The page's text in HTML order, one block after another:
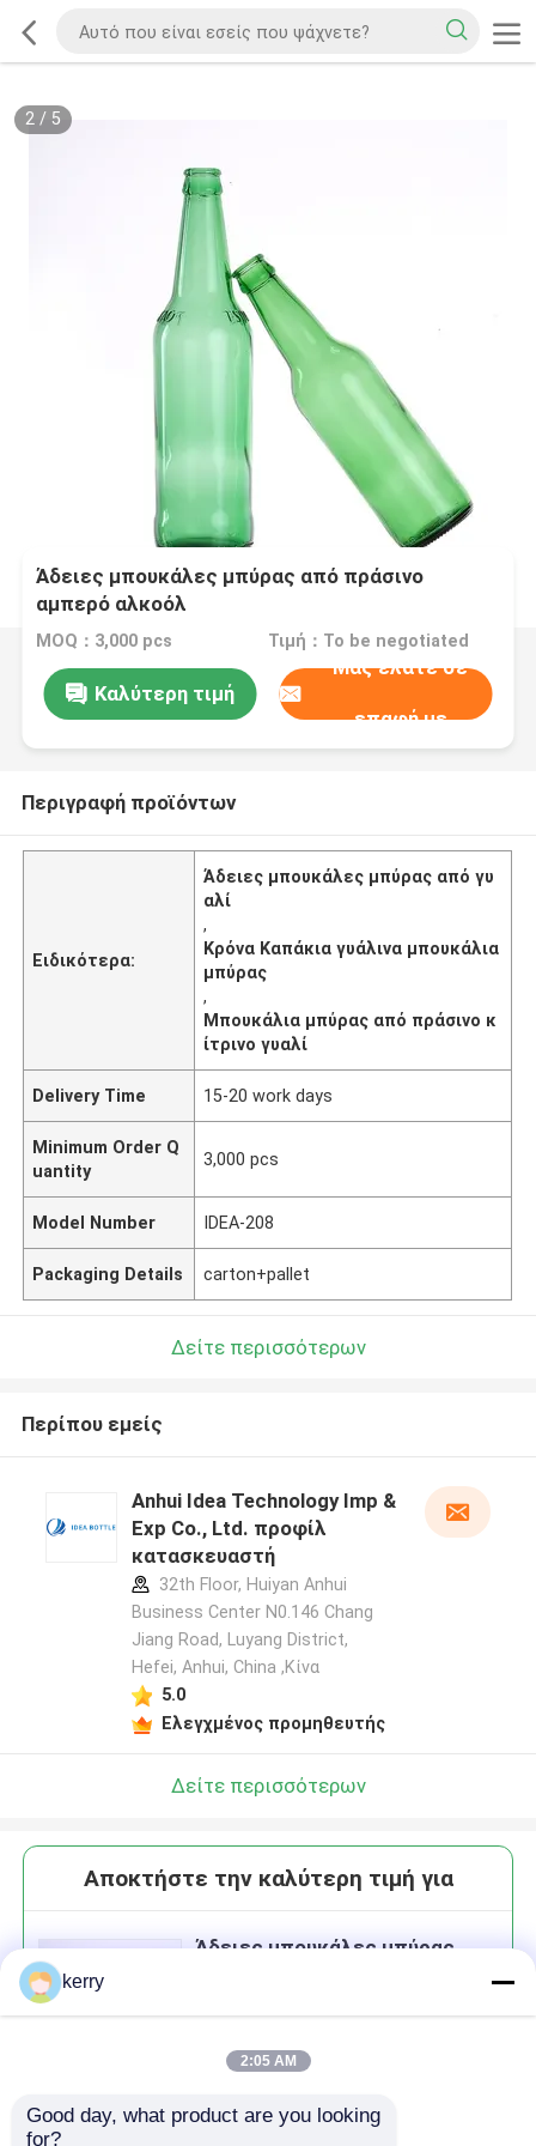
2/ 5
Άδειες μπουκάλες μπύρας από πράσινο
αμπερό αλκοόλ
MOQ：3,000 pcs Τιμή：To be negotiated
Καλύτερη τιμή
Μας ελάτε σε
επαφή με
Περιγραφή προϊόντων
Ειδικότερα:
Άδειες μπουκάλες μπύρας από γυ
αλί
,
Κρόνα Καπάκια γυάλινα μπουκάλια
μπύρας
,
Μπουκάλια μπύρας από πράσινο κ
ίτρινο γυαλί
Delivery Time 15-20 work days
Minimum Order Q
uantity
3,000 pcs
Model Number IDEA-208
Packaging Details carton+pallet
Δείτε περισσότερων
Περίπου εμείς
Anhui Idea Technology Imp &
Exp Co., Ltd. προφίλ
κατασκευαστή
32th Floor, Huiyan Anhui
Business Center N0.146 Chang
Jiang Road, Luyang District,
Hefei, Anhui, China ,Κίνα
5.0
Ελεγχμένος προμηθευτής
Δείτε περισσότερων
Αποκτήστε την καλύτερη τιμή για
Άδειες μπουκάλες μπύρας
Να συνεχίσει
kerry
2:05 AM
Good day, what product are you looking
for?